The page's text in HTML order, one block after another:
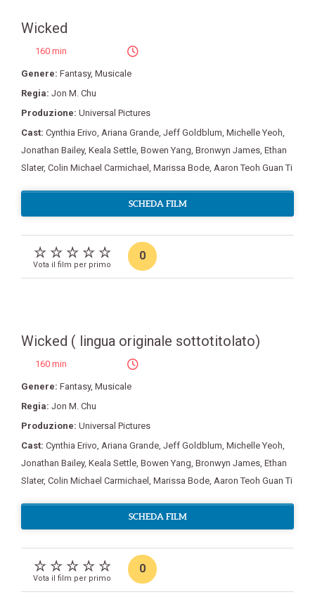
Wicked
160 min
Genere: Fantasy, Musicale
Regia: Jon M. Chu
Produzione: Universal Pictures
Cast: Cynthia Erivo, Ariana Grande, Jeff Goldblum, Michelle Yeoh,
Jonathan Bailey, Keala Settle, Bowen Yang, Bronwyn James, Ethan
Slater, Colin Michael Carmichael , Marissa Bode, Aaron Teoh Guan Ti
SCHEDA FILM
Vota il film per primo
0
Wicked ( lingua originale sottotitolato)
160 min
Genere: Fantasy, Musicale
Regia: Jon M. Chu
Produzione: Universal Pictures
Cast: Cynthia Erivo, Ariana Grande, Jeff Goldblum, Michelle Yeoh,
Jonathan Bailey, Keala Settle, Bowen Yang, Bronwyn James, Ethan
Slater, Colin Michael Carmichael , Marissa Bode, Aaron Teoh Guan Ti
SCHEDA FILM
Vota il film per primo
0